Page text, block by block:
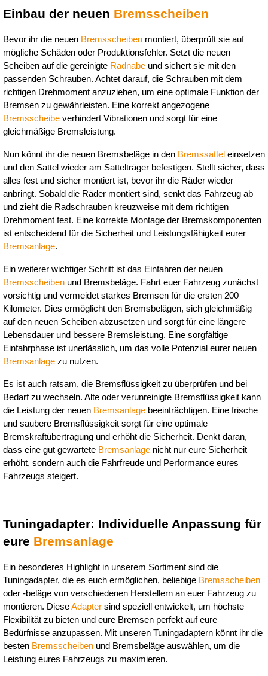
Einbau der neuen Bremsscheiben
Bevor ihr die neuen Bremsscheiben montiert, überprüft sie auf
mögliche Schäden oder Produktionsfehler. Setzt die neuen
Scheiben auf die gereinigte Radnabe und sichert sie mit den
passenden Schrauben. Achtet darauf, die Schrauben mit dem
richtigen Drehmoment anzuziehen, um eine optimale Funktion der
Bremsscheibe verhindert Vibrationen und sorgt für eine
gleichmäßige Bremsleistung.
Nun könnt ihr die neuen Bremsbeläge in den Bremssattel einsetzen
und den Sattel wieder am Sattelträger befestigen. Stellt sicher, dass
alles fest und sicher montiert ist, bevor ihr die Räder wieder
anbringt. Sobald die Räder montiert sind, senkt das Fahrzeug ab
und zieht die Radschrauben kreuzweise mit dem richtigen
Drehmoment fest. Eine korrekte Montage der Bremskomponenten
Bremsanlage.
Bremsscheiben und Bremsbeläge. Fahrt euer Fahrzeug zunächst
vorsichtig und vermeidet starkes Bremsen für die ersten 200
Kilometer. Dies ermöglicht den Bremsbelägen, sich gleichmäßig
auf den neuen Scheiben abzusetzen und sorgt für eine längere
Lebensdauer und bessere Bremsleistung. Eine sorgfältige
Bremsanlage zu nutzen.
Es ist auch ratsam, die Bremsflüssigkeit zu überprüfen und bei
Bedarf zu wechseln. Alte oder verunreinigte Bremsflüssigkeit kann
die Leistung der neuen Bremsanlage beeinträchtigen. Eine frische
und saubere Bremsflüssigkeit sorgt für eine optimale
Bremskraftübertragung und erhöht die Sicherheit. Denkt daran,
dass eine gut gewartete Bremsanlage nicht nur eure Sicherheit
erhöht, sondern auch die Fahrfreude und Performance eures
Fahrzeugs steigert.
Tuningadapter: Individuelle Anpassung für
eure Bremsanlage
Ein besonderes Highlight in unserem Sortiment sind die
Tuningadapter, die es euch ermöglichen, beliebige Bremsscheiben
oder -beläge von verschiedenen Herstellern an euer Fahrzeug zu
montieren. Diese Adapter sind speziell entwickelt, um höchste
Flexibilität zu bieten und eure Bremsen perfekt auf eure
Bedürfnisse anzupassen. Mit unseren Tuningadaptern könnt ihr die
besten Bremsscheiben und Bremsbeläge auswählen, um die
Leistung eures Fahrzeugs zu maximieren.